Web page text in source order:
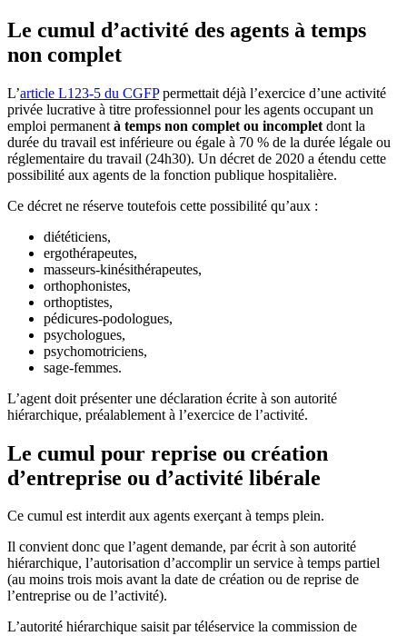
Le cumul d’activité des agents à temps
non complet
L’article L123-5 du CGFPpermettait déjà l’exercice d’une activité
privée lucrative à titre professionnel pour les agents occupant un
emploi permanent à temps non complet ou incomplet dont la
durée du travail est inférieure ou égale à 70 % de la durée légale ou
réglementaire du travail (24h30). Un décret de 2020 a étendu cette
possibilité aux agents de la fonction publique hospitalière.
Ce décret ne réserve toutefois cette possibilité qu’aux :
diététiciens,
ergothérapeutes,
masseurs-kinésithérapeutes,
orthophonistes,
orthoptistes,
pédicures-podologues,
psychologues,
psychomotriciens,
sage-femmes.
L’agent doit présenter une déclaration écrite à son autorité
hiérarchique, préalablement à l’exercice de l’activité.
Le cumul pour reprise ou création
d’entreprise ou d’activité libérale
Ce cumul est interdit aux agents exerçant à temps plein.
Il convient donc que l’agent demande, par écrit à son autorité
hiérarchique, l’autorisation d’accomplir un service à temps partiel
(au moins trois mois avant la date de création ou de reprise de
l’entreprise ou de l’activité).
L’autorité hiérarchique saisit par téléservice la commission de